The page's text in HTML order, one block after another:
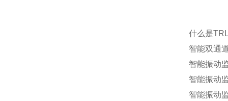
什么是
智能双通
智能振动
智能振动
智能